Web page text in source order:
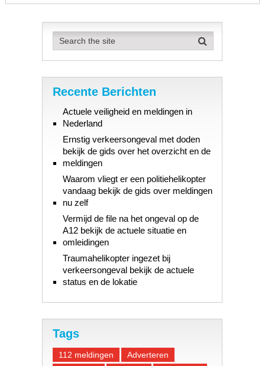
Recente Berichten
Actuele veiligheid en meldingen in
Nederland
Ernstig verkeersongeval met doden
bekijk de gids over het overzicht en de
meldingen
Waarom vliegt er een politiehelikopter
vandaag bekijk de gids over meldingen
nu zelf
Vermijd de file na het ongeval op de
A12 bekijk de actuele situatie en
omleidingen
Traumahelikopter ingezet bij
verkeersongeval bekijk de actuele
status en de lokatie
Tags
112 meldingen Adverteren